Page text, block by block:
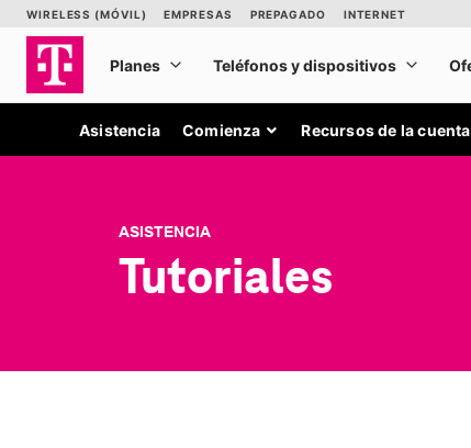
Asistencia Comienza Recursos de la cuenta
ASISTENCIA
Tutoriales